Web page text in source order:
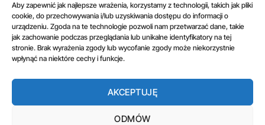
Aby zapewnić jak najlepsze wrażenia, korzystamy z technologii, takich jak pliki
cookie, do przechowywania i/lub uzyskiwania dostępu do informacji o
urządzeniu. Zgoda na te technologie pozwoli nam przetwarzać dane, takie
jak zachowanie podczas przeglądania lub unikalne identyfikatory na tej
stronie. Brak wyrażenia zgody lub wycofanie zgody może niekorzystnie
wpłynąć na niektóre cechy i funkcje.
AKCEPTUJĘ
ODMÓW
Prawo do odstąpienia od umowy
POLITYKA PRYWATNOŚCI
OGÓLNE WARUNKI UŻYTKOWANIA
INFORMACJE PRAWNE
PRAWO DO ODSTĄPIENIA OD UMOWY